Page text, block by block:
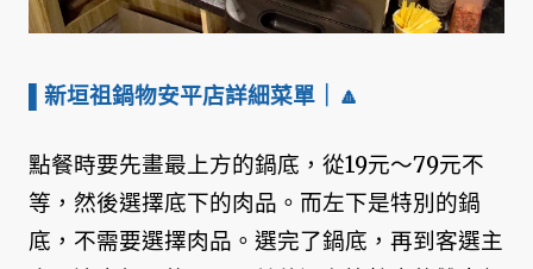
▌新垣祖鍋物安平店詳細菜單 ｜🔼
點餐時要先畫最上方的鍋底，從19元～79元不
等，然後選擇底下的肉品。而左下是特別的鍋
底，不需要選擇肉品。選完了鍋底，再到客選主